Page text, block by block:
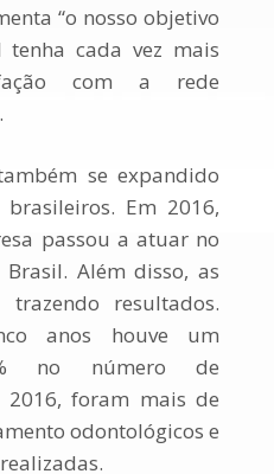
“o nosso objetivo
cada vez mais
com a rede
se expandido
Em 2016,
passou a atuar no
Além disso, as
resultados.
anos houve um
no número de
2016, foram mais de
odontológicos e